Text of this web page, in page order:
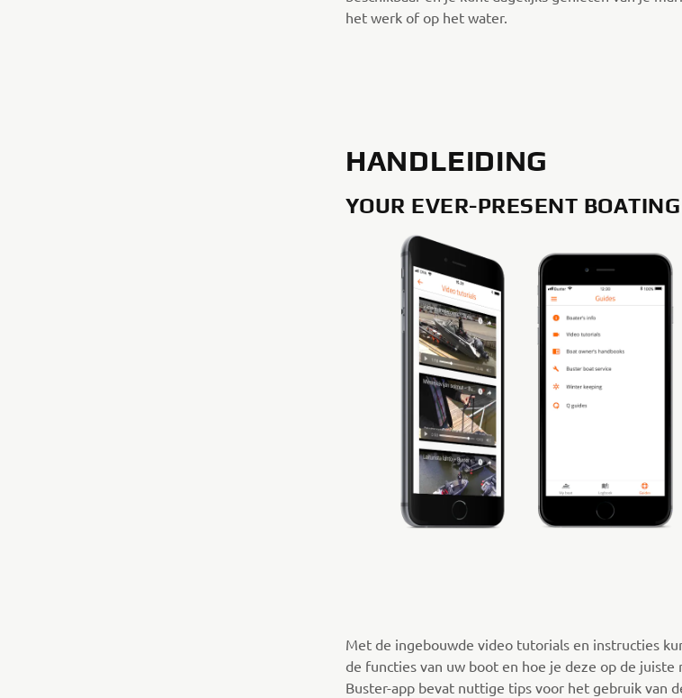
het werk of op het water.
HANDLEIDING
YOUR EVER-PRESENT
Met de ingebouwde video tutorials en instructies
de functies van uw boot en hoe je deze op de juiste
Buster-app bevat nuttige tips voor het gebruik van